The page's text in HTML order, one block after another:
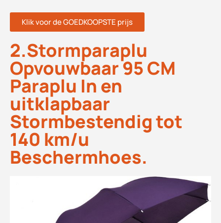
Klik voor de GOEDKOOPSTE prijs
2.Stormparaplu
Opvouwbaar 95 CM
Paraplu In en
uitklapbaar
Stormbestendig tot
140 km/u
Beschermhoes.